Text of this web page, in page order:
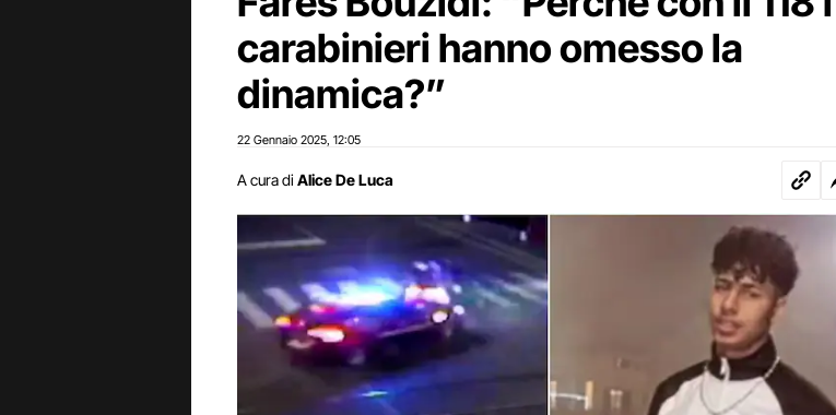
carabinieri hanno omesso la
dinamica?”
22 Gennaio 2025 12:05
A cura di Alice De Luca